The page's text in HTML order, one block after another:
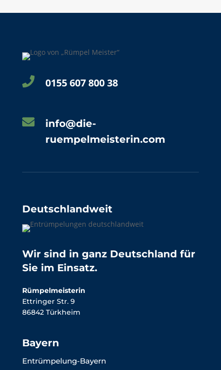
 0155 607 800 38

info@die-
ruempelmeisterin.com
Deutschlandweit
Wir sind in ganz Deutschland für
Sie im Einsatz.
Rümpelmeisterin
Ettringer Str. 9
86842 Türkheim
Bayern
Entrümpelung-Bayern